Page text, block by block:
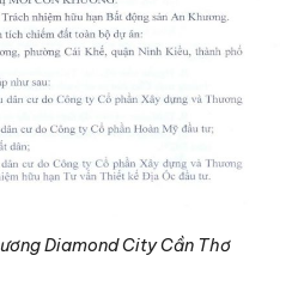
Diamond City Cần Thơ